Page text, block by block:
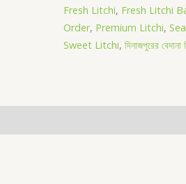
Fresh Litchi, Fresh Litchi
Order, Premium Litchi,
Sweet Litchi, দিনাজপুরের বেদানা